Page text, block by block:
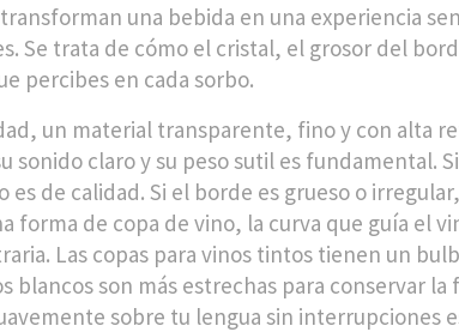
una bebida en una experiencia
Se trata de cómo el cristal, el grosor del
percibes en cada sorbo.
, un material transparente, fino y con alta
sonido claro y su peso sutil es fundamental.
es de calidad. Si el borde es grueso o
forma de copa de vino, la curva que guía el
Las copas para vinos tintos tienen un
blancos son más estrechas para conservar la
sobre tu lengua sin interrupciones